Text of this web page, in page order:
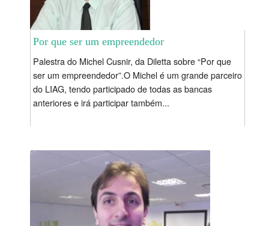
Por que ser um empreendedor
Palestra do Michel Cusnir, da Diletta sobre “Por que
ser um empreendedor”.O Michel é um grande parceiro
do LIAG, tendo participado de todas as bancas
anteriores e irá participar também...